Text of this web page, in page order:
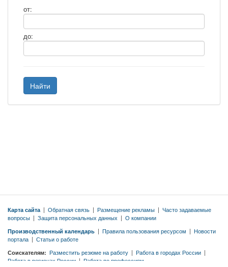
от:
до:
Найти
Карта сайта | Обратная связь | Размещение рекламы | Часто задаваемые
вопросы | Защита персональных данных | О компании
Производственный календарь | Правила пользования ресурсом | Новости
портала | Статьи о работе
Соискателям: Разместить резюме на работу | Работа в городах России |
Работа в регионах России | Работа по профессиям